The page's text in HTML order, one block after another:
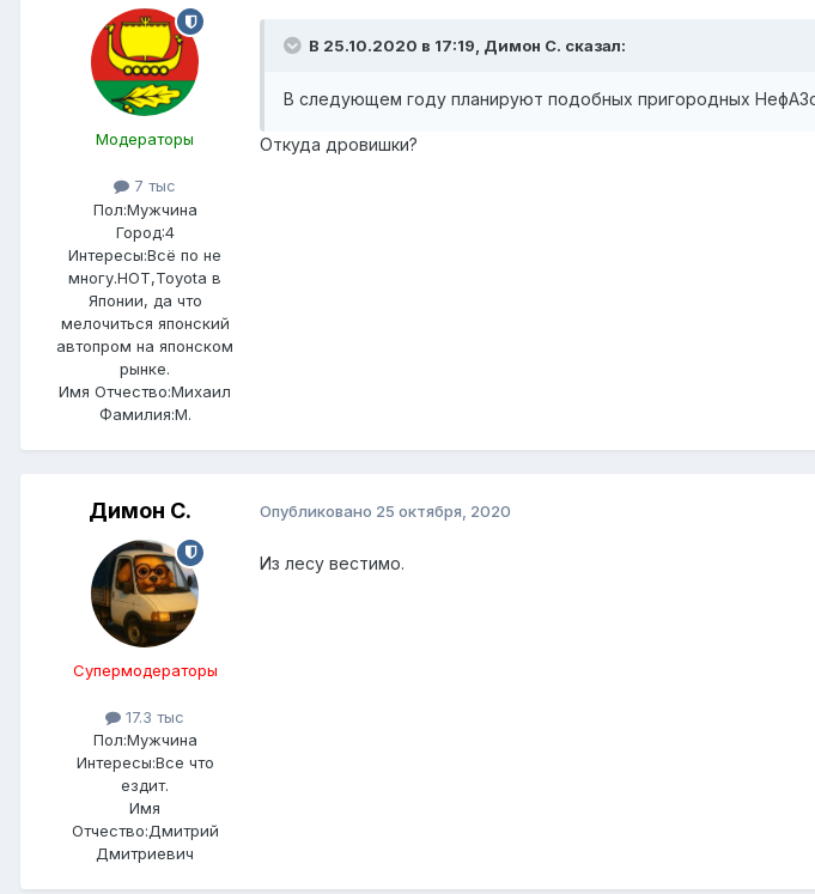
Модераторы
7 тыс
Пол:Мужчина
Город:4
Интересы:Всё по не
многу.НОТ,Toyota в
Японии, да что
мелочиться японский
автопром на японском
рынке.
Имя Отчество:Михаил
Фамилия:М.
В 25.10.2020 в 17:19, Димон С. сказал:
В следующем году планируют подобных пригородных
Откуда дровишки?
Димон С.
Супермодераторы
17.3 тыс
Пол:Мужчина
Интересы:Все что
ездит.
Имя
Отчество:Дмитрий
Дмитриевич
Опубликовано 25 октября, 2020
Из лесу вестимо.